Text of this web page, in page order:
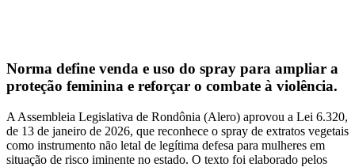
Norma define venda e uso do spray para ampliar a
proteção feminina e reforçar o combate à violência.
A Assembleia Legislativa de Rondônia (Alero) aprovou a Lei 6.320,
de 13 de janeiro de 2026, que reconhece o spray de extratos vegetais
como instrumento não letal de legítima defesa para mulheres em
situação de risco iminente no estado. O texto foi elaborado pelos